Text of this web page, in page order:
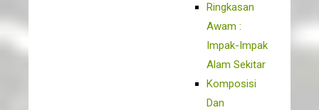
Ringkasan
Awam :
Impak-Impak
Alam Sekitar
Komposisi
Dan